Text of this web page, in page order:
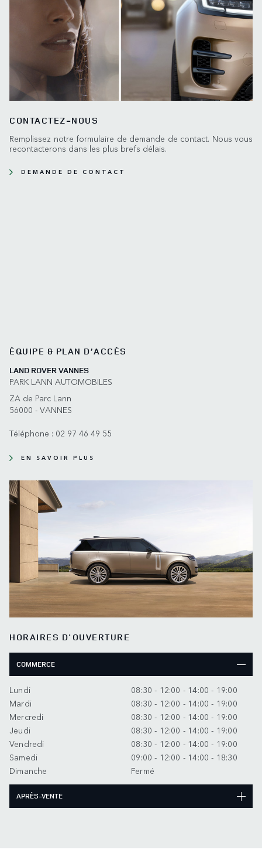
CONTACTEZ-NOUS
Remplissez notre formulaire de demande de contact. Nous vous
recontacterons dans les plus brefs délais.
DEMANDE DE CONTACT
ÉQUIPE & PLAN D’ACCÈS
LAND ROVER VANNES
PARK LANN AUTOMOBILES
ZA de Parc Lann
56000 - VANNES
Téléphone : 02 97 46 49 55
EN SAVOIR PLUS
HORAIRES D'OUVERTURE
COMMERCE
Lundi
08:30 - 12:00 - 14:00 - 19:00
Mardi
08:30 - 12:00 - 14:00 - 19:00
Mercredi
08:30 - 12:00 - 14:00 - 19:00
Jeudi
08:30 - 12:00 - 14:00 - 19:00
Vendredi
08:30 - 12:00 - 14:00 - 19:00
Samedi
09:00 - 12:00 - 14:00 - 18:30
Dimanche
Fermé
APRÈS-VENTE